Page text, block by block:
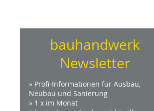
bauhandwerk
Newsletter
» Profi-Informationen für Ausbau,
Neubau und Sanierung
» 1 x im Monat